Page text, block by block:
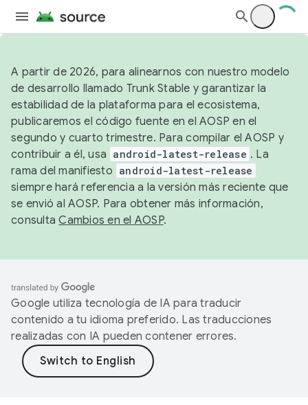
A partir de 2026, para alinearnos con nuestro modelo
de desarrollo llamado Trunk Stable y garantizar la
estabilidad de la plataforma para el ecosistema,
publicaremos el código fuente en el AOSP en el
segundo y cuarto trimestre. Para compilar el AOSP y
contribuir a él, usa android-latest-release . La
rama del manifiesto android-latest-release
siempre hará referencia a la versión más reciente que
se envió al AOSP. Para obtener más información,
consultaCambios en el AOSP.
Google utiliza tecnología de IA para traducir
contenido a tu idioma preferido. Las traducciones
realizadas con IA pueden contener errores.